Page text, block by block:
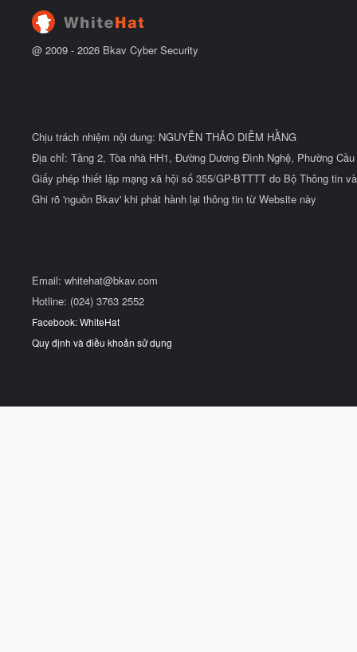
ầ
@ 2009 - 2026 Bkav Cyber Security
Chịu trách nhiệm nội dung: NGUYỄN THẢO DIỄM HẰNG
Địa chỉ: Tầng 2, Tòa nhà HH1, Đường Dương Đình Nghệ, Phường
Giấy phép thiết lập mạng xã hội số 355/GP-BTTTT do Bộ Thông tin
Ghi rõ 'nguồn Bkav' khi phát hành lại thông tin từ Website này
Email: whitehat@bkav.com
Hotline: (024) 3763 2552
Facebook: WhiteHat
Quy định và điều khoản sử dụng